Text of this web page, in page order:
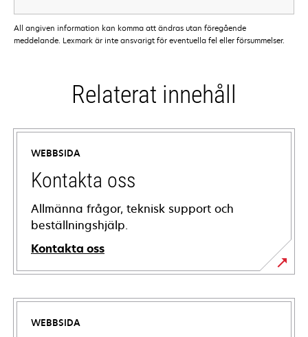
All angiven information kan komma att ändras utan föregående
meddelande. Lexmark är inte ansvarigt för eventuella fel eller försummelser.
Relaterat innehåll
WEBBSIDA
Kontakta oss
Allmänna frågor, teknisk support och
beställningshjälp.
Kontakta oss
WEBBSIDA